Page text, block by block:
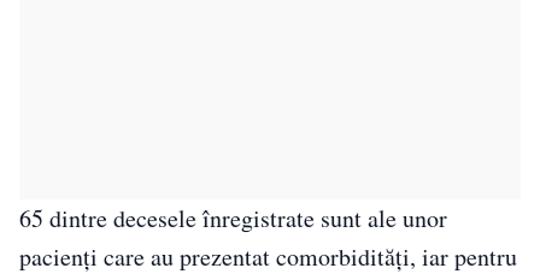
65 dintre decesele înregistrate sunt ale unor
pacienți care au prezentat comorbidități, iar pentru